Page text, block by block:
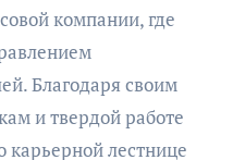
компании, где
Благодаря своим
и твердой работе
карьерной лестнице